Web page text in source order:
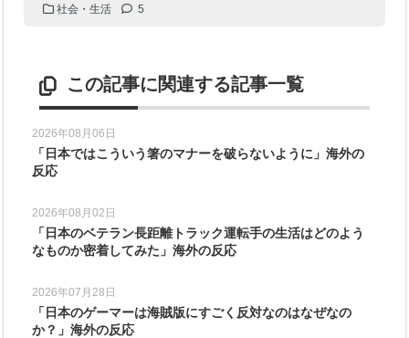
社会・生活 5
この記事に関連する記事一覧
2026年08月06日
「日本ではこういう箸のマナーを破らないように」海外の
反応
2026年08月02日
「日本のベテラン長距離トラック運転手の生活はどのよう
なものか密着してみた」海外の反応
2026年07月28日
「日本のゲーマーは海賊版にすごく反対なのはなぜなの
か？」海外の反応